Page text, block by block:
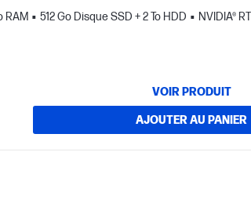
RAM 512 Go Disque SSD + 2 To HDD NVIDIA®
VOIR PRODUIT
AJOUTER AU PANIER